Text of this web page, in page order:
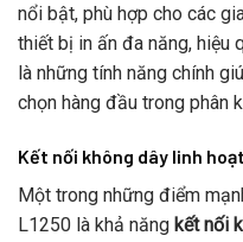
nổi bật, phù hợp cho các
thiết bị in ấn đa năng, hiệu
là những tính năng chính
chọn hàng đầu trong phân
Kết nối không dây linh hoạt
Một trong những điểm
L1250 là khả năng kết nối